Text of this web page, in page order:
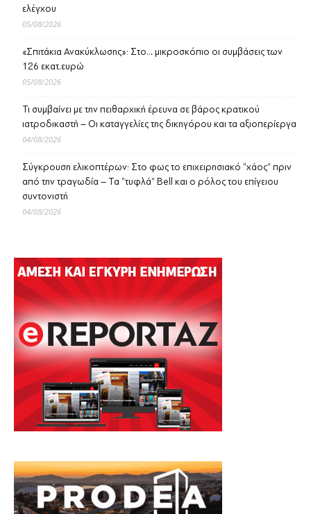
ελέγχου
05/08/2026
«Σπιτάκια Ανακύκλωσης»: Στο… μικροσκόπιο οι συμβάσεις των
126 εκατ.ευρώ
05/08/2026
Τι συμβαίνει με την πειθαρχική έρευνα σε βάρος κρατικού
ιατροδικαστή – Οι καταγγελίες της δικηγόρου και τα αξιοπερίεργα
04/08/2026
Σύγκρουση ελικοπτέρων: Στο φως το επιχειρησιακό “χάος” πριν
από την τραγωδία – Τα “τυφλά” Bell και ο ρόλος του επίγειου
συντονιστή
04/08/2026